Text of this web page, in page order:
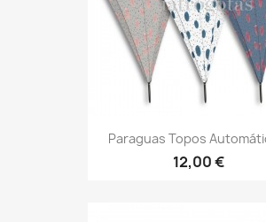
Paraguas Topos
12,00 €